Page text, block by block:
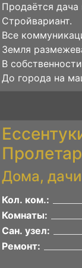
Продаётся
Стройвариант.
Все
Земля
В
До города на
Дома,
Кол. ком.:
Комнаты:
Сан. узел:
Ремонт: